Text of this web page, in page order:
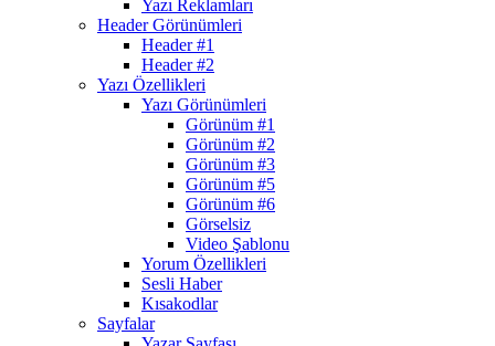
Yazı Reklamları
Header Görünümleri
Header #1
Header #2
Yazı Özellikleri
Yazı Görünümleri
Görünüm #1
Görünüm #2
Görünüm #3
Görünüm #5
Görünüm #6
Görselsiz
Video Şablonu
Yorum Özellikleri
Sesli Haber
Kısakodlar
Sayfalar